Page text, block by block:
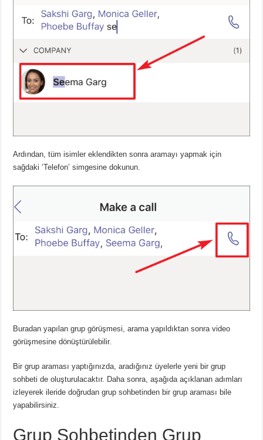
Ardından, tüm isimler eklendikten sonra aramayı yapmak için
sağdaki ‘Telefon’ simgesine dokunun.
Buradan yapılan grup görüşmesi, arama yapıldıktan sonra video
görüşmesine dönüştürülebilir.
Bir grup araması yaptığınızda, aradığınız üyelerle yeni bir grup
sohbeti de oluşturulacaktır. Daha sonra, aşağıda açıklanan adımları
izleyerek ileride doğrudan grup sohbetinden bir grup araması bile
yapabilirsiniz.
Grup Sohbetinden Grup